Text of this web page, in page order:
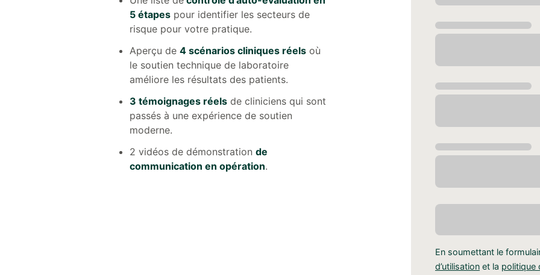
5 étapes pour identifier les secteurs de
risque pour votre pratique.
Aperçu de 4 scénarios cliniques réels où
le soutien technique de laboratoire
améliore les résultats des patients.
3 témoignages réels de cliniciens qui sont
passés à une expérience de soutien
moderne.
2 vidéos de démonstration de
communication en opération.
En soumettant le
d’utilisation et la politique